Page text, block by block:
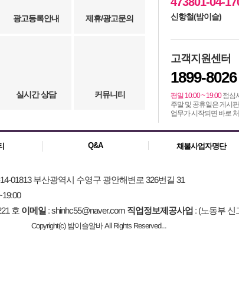
광고등록안내 제휴/광고문의
실시간 상담 커뮤니티
신항철(밤이슬)
고객지원센터
1899-8026
평일 10:00 ~ 19:00점심
주말 및 공휴일은 게시
업무가 시작되면 바로
Q&A 채불사업자명단
14-01813 부산광역시 수영구 광안해변로 326번길 31
호 이메일 : shinhc55@naver.com 직업정보제공사업 : (노동부 신
Copyright(c) 밤이슬알바 All Rights Reserved...